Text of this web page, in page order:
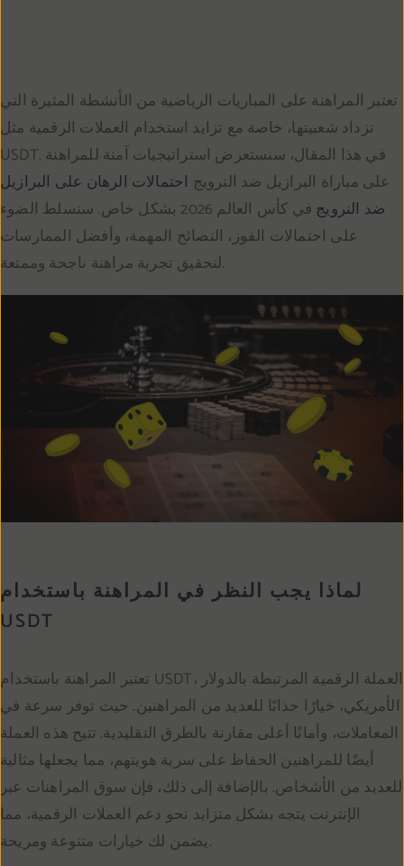
تعتبر المراهنة على المباريات الرياضية من الأنشطة المثيرة التي
تزداد شعبيتها، خاصة مع تزايد استخدام العملات الرقمية مثل
USDT. في هذا المقال، سنستعرض استراتيجيات آمنة للمراهنة
على مباراة البرازيل ضد النرويج احتمالات الرهان على البرازيل
ضد النرويج
في كأس العالم 2026 بشكل خاص. سنسلط الضوء
على احتمالات الفوز، النصائح المهمة، وأفضل الممارسات
لتحقيق تجربة مراهنة ناجحة وممتعة.
لماذا يجب النظر في المراهنة باستخدام
USDT
تعتبر المراهنة باستخدام USDT، العملة الرقمية المرتبطة بالدولار
الأمريكي، خيارًا جذابًا للعديد من المراهنين. حيث توفر سرعة في
المعاملات، وأمانًا أعلى مقارنة بالطرق التقليدية. تتيح هذه العملة
أيضًا للمراهنين الحفاظ على سرية هويتهم، مما يجعلها مثالية
للعديد من الأشخاص. بالإضافة إلى ذلك، فإن سوق المراهنات عبر
الإنترنت يتجه بشكل متزايد نحو دعم العملات الرقمية، مما
يضمن لك خيارات متنوعة ومريحة.